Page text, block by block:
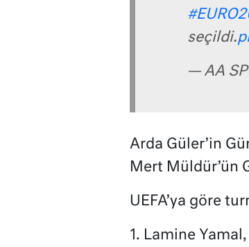
seçildi.
— AA
Arda Güler’in
Mert Müldür’ün
UEFA’ya göre
1. Lamine